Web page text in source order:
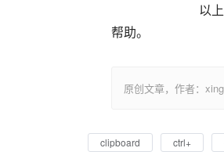
帮助。
原创文章，作者：
clipboard ctrl+